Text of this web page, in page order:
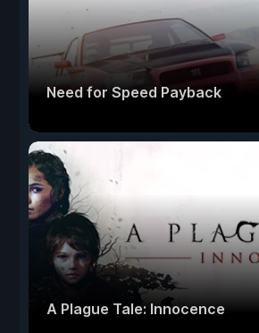
Need for Speed Payback
A Plague Tale: Innocence